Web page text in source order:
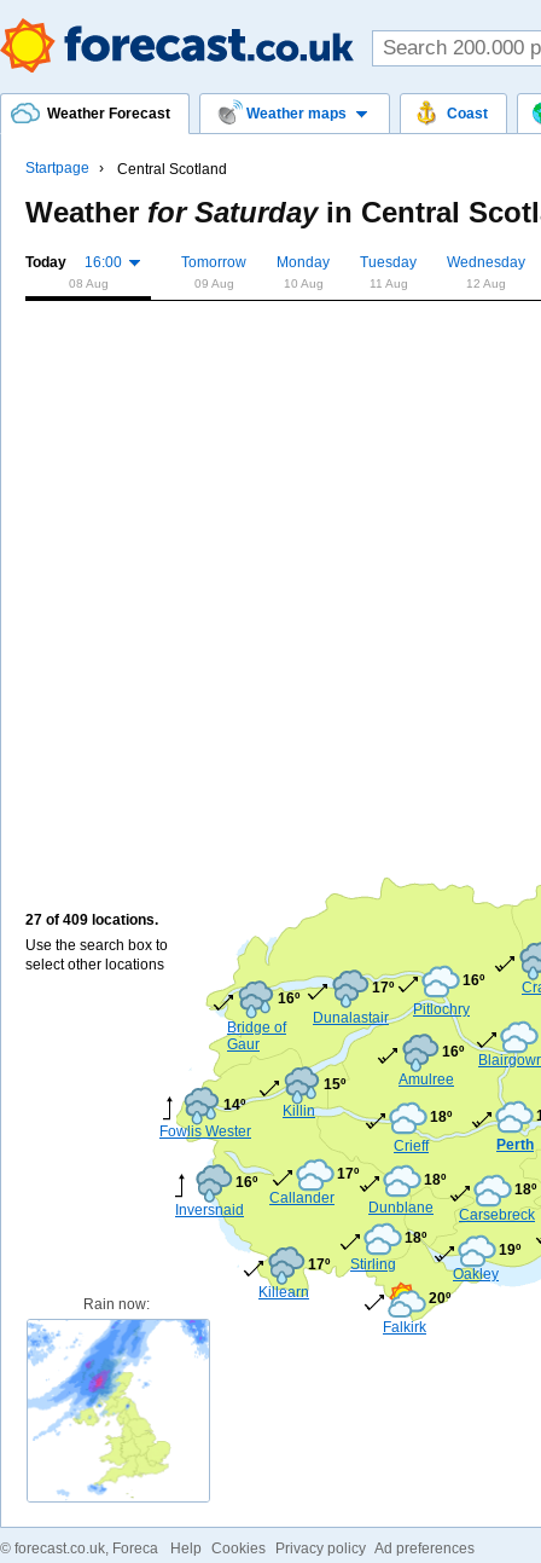
Weather Forecast Weather maps Coast
Startpage Central Scotland
Weather for Saturdayin Central
Today 16:00
08 Aug
Tomorrow
09 Aug
Monday
10 Aug
Tuesday
11 Aug
Wednesday
12 Aug
27 of 409 locations.
Use the search box to
select other locations
Perth
Stirling
18º
Falkirk
20º
Dunblane
18º
Crieff
18º
Oakley
19º
Callander
17º
Pitlochry
16º
Killearn
17º
Killin
15º
Inversnaid
16º
Fowlis Wester
14º
Dunalastair
17º
Carsebreck
18º
Bridge of
Gaur
16º
Amulree
16º
Rain now:
© forecast.co.uk , Foreca Help Cookies Privacy policy Ad preferences